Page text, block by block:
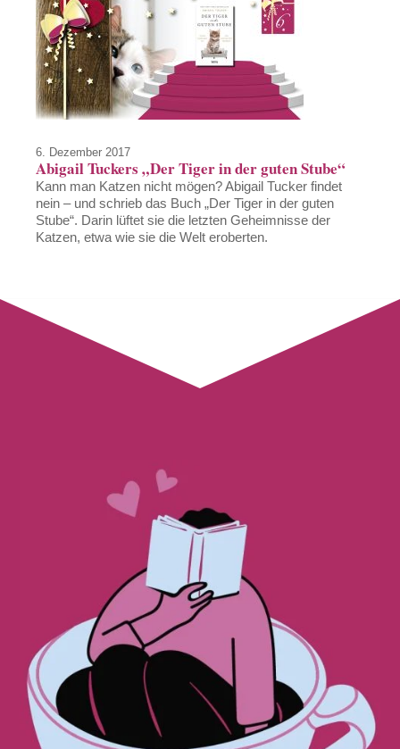
6. Dezember 2017
Abigail Tuckers „Der Tiger in der guten Stube“
Kann man Katzen nicht mögen? Abigail Tucker findet
nein – und schrieb das Buch „Der Tiger in der guten
Stube“. Darin lüftet sie die letzten Geheimnisse der
Katzen, etwa wie sie die Welt eroberten.